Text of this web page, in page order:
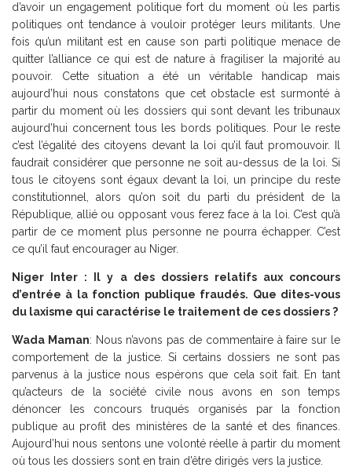
d’avoir un engagement politique fort du moment où les partis
politiques ont tendance à vouloir protéger leurs militants. Une
fois qu’un militant est en cause son parti politique menace de
quitter l’alliance ce qui est de nature à fragiliser la majorité au
pouvoir. Cette situation a été un véritable handicap mais
aujourd’hui nous constatons que cet obstacle est surmonté à
partir du moment où les dossiers qui sont devant les tribunaux
aujourd’hui concernent tous les bords politiques. Pour le reste
c’est l’égalité des citoyens devant la loi qu’il faut promouvoir. Il
faudrait considérer que personne ne soit au-dessus de la loi. Si
tous le citoyens sont égaux devant la loi, un principe du reste
constitutionnel, alors qu’on soit du parti du président de la
République, allié ou opposant vous ferez face à la loi. C’est qu’à
partir de ce moment plus personne ne pourra échapper. C’est
ce qu’il faut encourager au Niger.
Niger Inter : Il y a des dossiers relatifs aux concours
d’entrée à la fonction publique fraudés. Que dites-vous
du laxisme qui caractérise le traitement de ces dossiers ?
Wada Maman: Nous n’avons pas de commentaire à faire sur le
comportement de la justice. Si certains dossiers ne sont pas
parvenus à la justice nous espérons que cela soit fait. En tant
qu’acteurs de la société civile nous avons en son temps
dénoncer les concours truqués organisés par la fonction
publique au profit des ministères de la santé et des finances.
Aujourd’hui nous sentons une volonté réelle à partir du moment
où tous les dossiers sont en train d’être dirigés vers la justice.